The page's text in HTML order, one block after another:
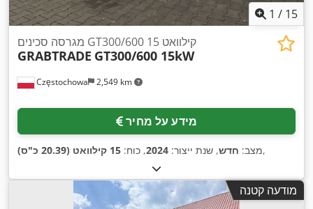
1 / 15
Częstochowa 2,549 km
מגרסה סכינים GT300/600 15 קילוואט
GRABTRADE GT300/600 15kW
מידע על מחיר
מצב: חדש, שנת ייצור: 2024, כוח: 15 קילוואט (20.39 כ"ס) ,
מודעה קטנה